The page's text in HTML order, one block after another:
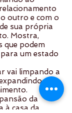
outro e com o
sua própria
Mostra,
que podem
um estado
vai limpando a
sua
da
à casa da